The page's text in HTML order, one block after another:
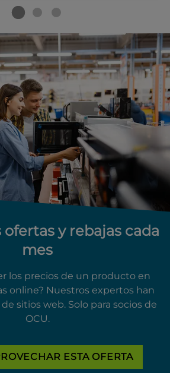
ofertas y rebajas cada
mes
los precios de un producto en
online? Nuestros expertos han
sitios web. Solo para socios de
OCU.
ESTA OFERTA